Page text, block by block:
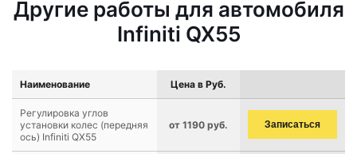
Другие работы для автомобиля
Infiniti QX55
Наименование Цена в Руб.
Регулировка углов
установки колес (передняя
ось) Infiniti QX55
от 1190 руб. Записаться